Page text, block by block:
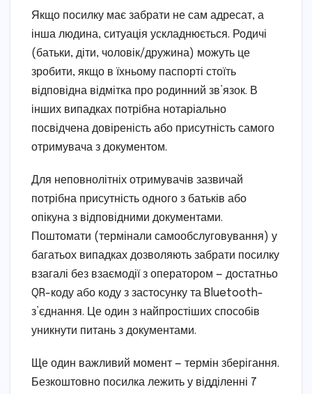
Якщо посилку має забрати не сам адресат, а
інша людина, ситуація ускладнюється. Родичі
(батьки, діти, чоловік/дружина) можуть це
зробити, якщо в їхньому паспорті стоїть
відповідна відмітка про родинний зв’язок. В
інших випадках потрібна нотаріально
посвідчена довіреність або присутність самого
отримувача з документом.
Для неповнолітніх отримувачів зазвичай
потрібна присутність одного з батьків або
опікуна з відповідними документами.
Поштомати (термінали самообслуговування) у
багатьох випадках дозволяють забрати посилку
взагалі без взаємодії з оператором — достатньо
QR-коду або коду з застосунку та Bluetooth-
з’єднання. Це один з найпростіших способів
уникнути питань з документами.
Ще один важливий момент — термін зберігання.
Безкоштовно посилка лежить у відділенні 7